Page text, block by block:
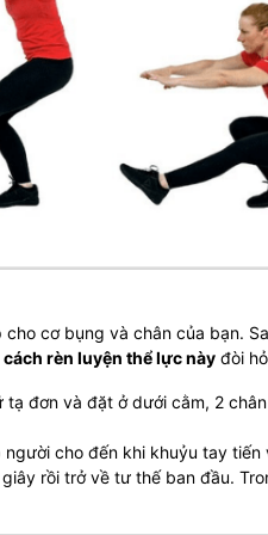
cơ bụng và chân của bạn.
cách rèn luyện thể lực nàyđòi
đơn và đặt ở dưới cằm, 2
cho đến khi khuỷu tay
rồi trở về tư thế ban đầu.